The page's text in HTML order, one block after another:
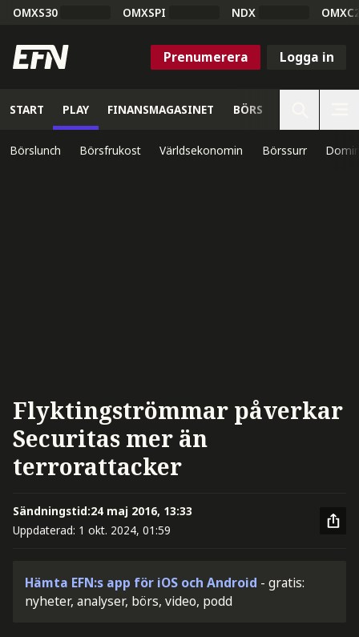
OMXS30 OMXSPI NDX
Prenumerera Logga in
START PLAY FINANSMAGASINET BÖRS
Börslunch Börsfrukost Världsekonomin Börssurr
Flyktingströmmar påverkar
Securitas mer än
terrorattacker
Sändningstid:24 maj 2016, 13:33
Uppdaterad: 1 okt. 2024, 01:59
Hämta EFN:s app för iOS och Android - gratis:
nyheter, analyser, börs, video, podd